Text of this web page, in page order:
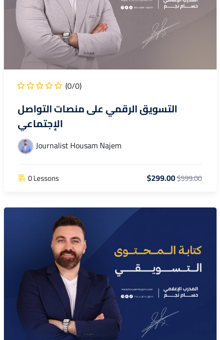
(0/0)
التسويق الرقمي على منصات التواصل
الإجتماعي
Journalist Housam Najem
0 Lessons $299.00$599.00